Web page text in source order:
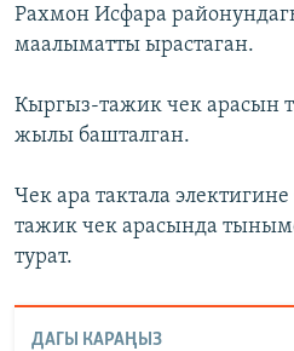
Рахмон Исфара
маалыматты ырастаган.
Кыргыз-тажик чек арасын
жылы башталган.
Чек ара тактала
тажик чек арасында
турат.
ДАГЫ КАРАҢЫЗ